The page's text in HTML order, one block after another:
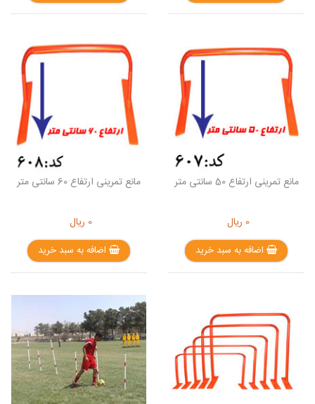
مانع تمرینی ارتفاع 50 سانتی متر
0 ریال
اضافه به سبد خرید
مانع تمرینی ارتفاع 60 سانتی متر
0 ریال
اضافه به سبد خرید